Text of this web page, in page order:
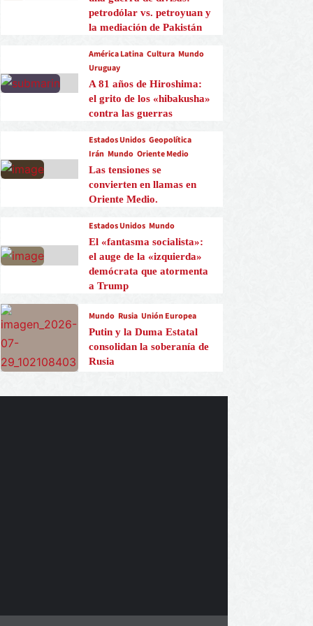
petrodólar vs. petroyuan y
la mediación de Pakistán
América Latina Cultura Mundo
Uruguay
A 81 años de Hiroshima:
el grito de los «hibakusha»
contra las guerras
Estados Unidos Geopolítica
Irán Mundo Oriente Medio
Las tensiones se
convierten en llamas en
Oriente Medio.
Estados Unidos Mundo
El «fantasma socialista»:
el auge de la «izquierda»
demócrata que atormenta
a Trump
Mundo Rusia Unión Europea
Putin y la Duma Estatal
consolidan la soberanía de
Rusia